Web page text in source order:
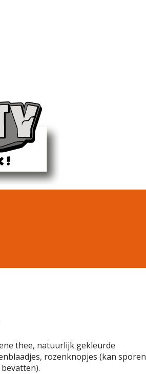
thee, natuurlijk gekleurde
rozenknopjes (kan sporen